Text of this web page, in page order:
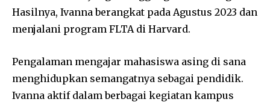
Hasilnya, Ivanna berangkat pada Agustus 2023 dan
menjalani program FLTA di Harvard.
Pengalaman mengajar mahasiswa asing di sana
menghidupkan semangatnya sebagai pendidik.
Ivanna aktif dalam berbagai kegiatan kampus